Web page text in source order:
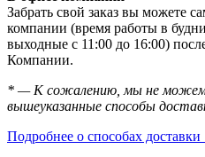
Забрать свой заказ вы можете
компании (время работы в
выходные с 11:00 до 16:00)
Компании.
* — К сожалению, мы не можем
вышеуказанные способы
Подробнее о способах